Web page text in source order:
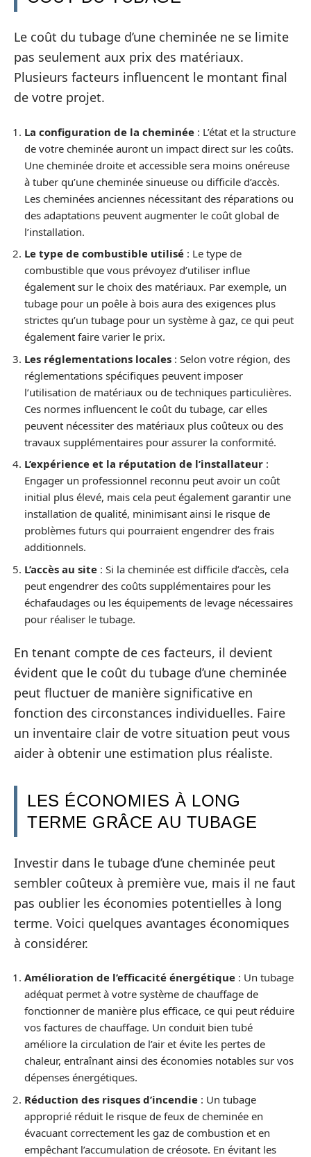
Le coût du tubage d’une cheminée ne se limite
pas seulement aux prix des matériaux.
Plusieurs facteurs influencent le montant final
de votre projet.
La configuration de la cheminée : L’état et la structure
de votre cheminée auront un impact direct sur les coûts.
Une cheminée droite et accessible sera moins onéreuse
à tuber qu’une cheminée sinueuse ou difficile d’accès.
Les cheminées anciennes nécessitant des réparations ou
des adaptations peuvent augmenter le coût global de
l’installation.
Le type de combustible utilisé : Le type de
combustible que vous prévoyez d’utiliser influe
également sur le choix des matériaux. Par exemple, un
tubage pour un poêle à bois aura des exigences plus
strictes qu’un tubage pour un système à gaz, ce qui peut
également faire varier le prix.
Les réglementations locales : Selon votre région, des
réglementations spécifiques peuvent imposer
l’utilisation de matériaux ou de techniques particulières.
Ces normes influencent le coût du tubage, car elles
peuvent nécessiter des matériaux plus coûteux ou des
travaux supplémentaires pour assurer la conformité.
L’expérience et la réputation de l’installateur :
Engager un professionnel reconnu peut avoir un coût
initial plus élevé, mais cela peut également garantir une
installation de qualité, minimisant ainsi le risque de
problèmes futurs qui pourraient engendrer des frais
additionnels.
L’accès au site : Si la cheminée est difficile d’accès, cela
peut engendrer des coûts supplémentaires pour les
échafaudages ou les équipements de levage nécessaires
pour réaliser le tubage.
En tenant compte de ces facteurs, il devient
évident que le coût du tubage d’une cheminée
peut fluctuer de manière significative en
fonction des circonstances individuelles. Faire
un inventaire clair de votre situation peut vous
aider à obtenir une estimation plus réaliste.
LES ÉCONOMIES À LONG
TERME GRÂCE AU TUBAGE
Investir dans le tubage d’une cheminée peut
sembler coûteux à première vue, mais il ne faut
pas oublier les économies potentielles à long
terme. Voici quelques avantages économiques
à considérer.
Amélioration de l’efficacité énergétique : Un tubage
adéquat permet à votre système de chauffage de
fonctionner de manière plus efficace, ce qui peut réduire
vos factures de chauffage. Un conduit bien tubé
améliore la circulation de l’air et évite les pertes de
chaleur, entraînant ainsi des économies notables sur vos
dépenses énergétiques.
Réduction des risques d’incendie : Un tubage
approprié réduit le risque de feux de cheminée en
évacuant correctement les gaz de combustion et en
empêchant l’accumulation de créosote. En évitant les